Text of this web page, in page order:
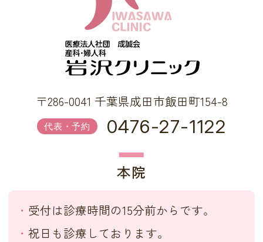
〒286-0041 千葉県成田市飯田町154-8
代表・予約 0476-27-1122
本院
受付は診療時間の15分前からです。
祝日も診療しております。